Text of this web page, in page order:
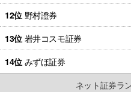
12位 野村證券
13位 岩井コスモ証券
14位 みずほ証券
ネット証券ラ